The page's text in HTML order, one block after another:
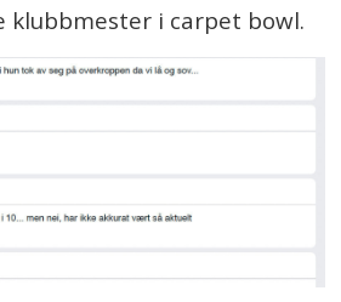
klubbmester i carpet bowl.